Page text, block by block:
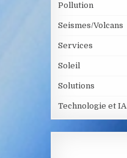
Pollution
Seismes/Volcans
Services
Soleil
Solutions
Technologie et IA